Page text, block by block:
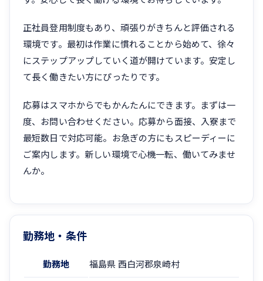
正社員登用制度もあり、頑張りがきちんと評価される
環境です。最初は作業に慣れることから始めて、徐々
にステップアップしていく道が開けています。安定し
て長く働きたい方にぴったりです。
応募はスマホからでもかんたんにできます。まずは一
度、お問い合わせください。応募から面接、入寮まで
最短数日で対応可能。お急ぎの方にもスピーディーに
ご案内します。新しい環境で心機一転、働いてみませ
んか。
勤務地・条件
勤務地 福島県 西白河郡泉崎村